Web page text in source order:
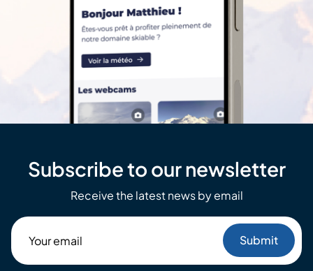
Subscribe to our newsletter
Receive the latest news by email
email